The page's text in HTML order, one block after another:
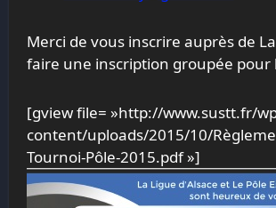
Merci de vous inscrire auprès de
faire une inscription groupée pour
[gview file= »http://www.sustt.fr/
content/uploads/2015/10/
Tournoi-Pôle-2015.pdf »]